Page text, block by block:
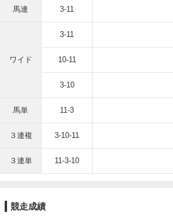
馬連 3-11
ワイド
3-11
10-11
3-10
馬単 11-3
３連複 3-10-11
３連単 11-3-10
競走成績